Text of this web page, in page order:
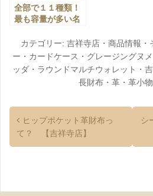
全部で１１種類！
最も容量が多い名
祥寺店】
カテゴリー: 吉祥寺店 ・ 商品情報 ・
ー ・ カードケース ・ グレージングヌメ
ッダ ・ ラウンドマルチウォレット ・
長財布 ・ 革 ・ 革小物
ヒップポケット革財布っ
て？ 【吉祥寺店】
シ